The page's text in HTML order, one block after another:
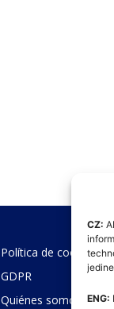
CZ:
ENG:
Política de cookies
GDPR
Quiénes somos